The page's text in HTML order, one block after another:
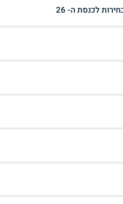
לכנסת ה- 26